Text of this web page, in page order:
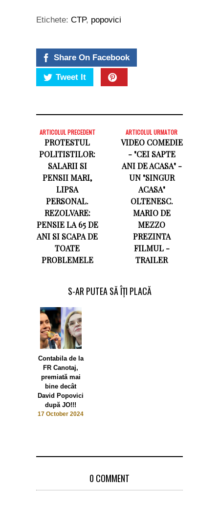
Etichete: CTP, popovici
Share On Facebook
Tweet It
ARTICOLUL PRECEDENT
PROTESTUL
POLITISTILOR:
SALARII SI
PENSII MARI,
LIPSA
PERSONAL.
REZOLVARE:
PENSIE LA 65 DE
ANI SI SCAPA DE
TOATE
PROBLEMELE
ARTICOLUL URMATOR
VIDEO COMEDIE
- "CEI SAPTE
ANI DE ACASA" -
UN "SINGUR
ACASA"
OLTENESC.
MARIO DE
MEZZO
PREZINTA
FILMUL -
TRAILER
S-AR PUTEA SĂ ÎȚI PLACĂ
Contabila de la
FR Canotaj,
premiată mai
bine decât
David Popovici
după JO!!!
17 October 2024
0 COMMENT